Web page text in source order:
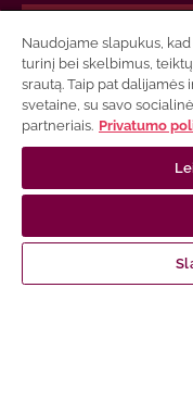
NUORODOS
Apie mus
Apmokėjimas
Prekių pristatymas
Naudojame slapukus,
turinį bei skelbimus,
srautą. Taip pat dalijamės
svetaine, su savo
partneriais. Privatumo